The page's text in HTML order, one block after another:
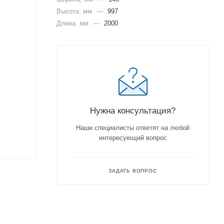
Высота, мм
— 997
Длина, мм
— 2000
Нужна консультация?
Наши специалисты ответят на любой
интересующий вопрос
ЗАДАТЬ ВОПРОС